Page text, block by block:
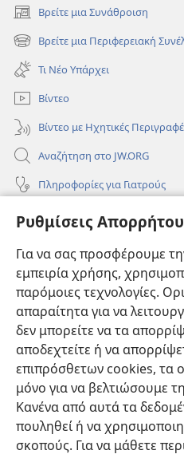
Ρυθμίσεις Απορρήτου
Για να σας προσφέρουμε
εμπειρία χρήσης,
παρόμοιες τεχνολογίες.
απαραίτητα για να
δεν μπορείτε να τα
αποδεχτείτε ή να
επιπρόσθετων cookies, τα
μόνο για να βελτιώσουμε
Κανένα από αυτά τα
πουληθεί ή να
σκοπούς. Για να μάθετε
Βρείτε μια Συνάθροιση
(ανοίγει
νέο
παράθυρο)
Βρείτε μια Περιφερειακή
(ανοίγει
νέο
παράθυρο)
Τι Νέο Υπάρχει
Βίντεο
Βίντεο με Ηχητικές
Αναζήτηση στο JW.ORG
Πληροφορίες για Γιατρούς
Πληροφορίες για Επίσημους
Συνεισφορές
(ανοίγει
παράθυρο)ΔΙΑΔΙΚΤΥΑΚΗ ΒΙΒΛΙΟΘΗΚΗ
(ανοίγει
νέο
παράθυρο)
JW Hub ®
(ανοίγει
νέο
παράθυρο)JW Library®
Βιβλιοθήκη της Σκοπιάς